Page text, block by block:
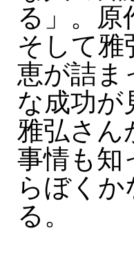
る」。原
そして雅
恵が詰ま
な成功が
雅弘さん
事情も知
らぼく
る。